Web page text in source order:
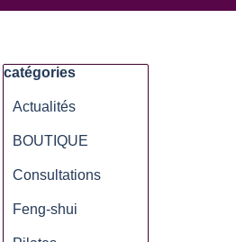
Sauter le bloc catégories
catégories
Actualités
BOUTIQUE
Consultations
Feng-shui